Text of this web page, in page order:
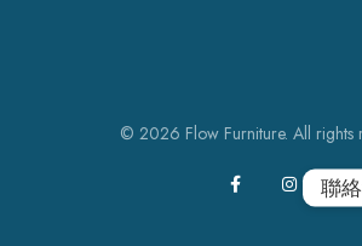
© 2026 Flow Furniture. All rights
聯